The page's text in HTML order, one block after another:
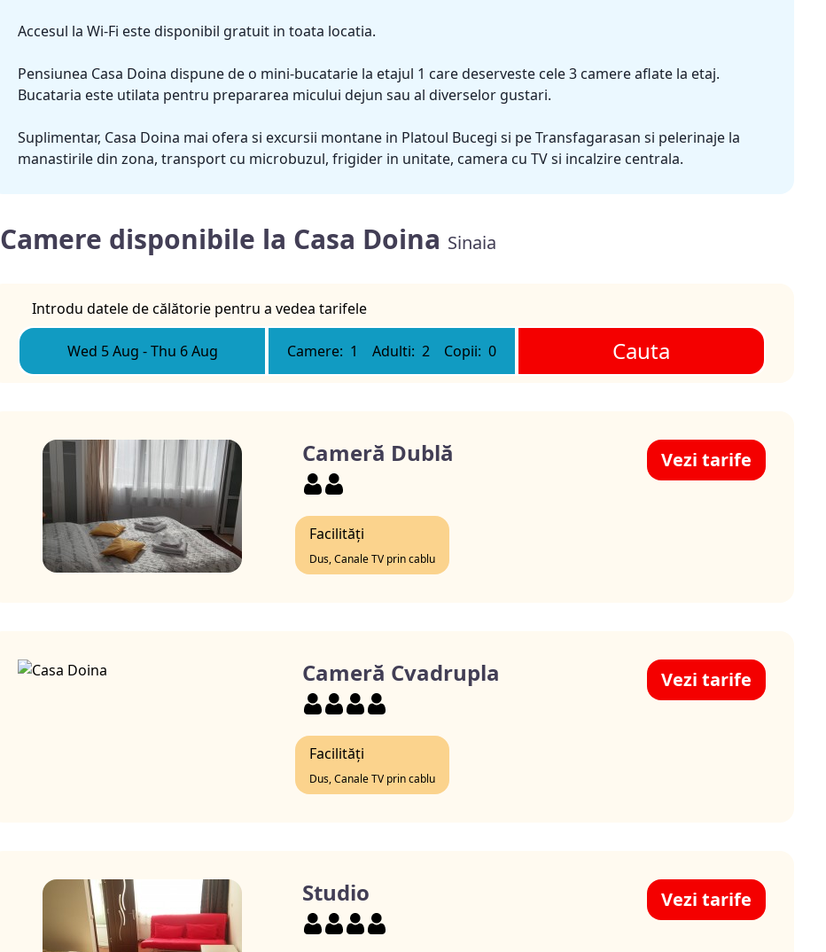
Accesul la Wi-Fi este disponibil gratuit in toata locatia.
Pensiunea Casa Doina dispune de o mini-bucatarie la etajul 1 care deserveste cele 3 camere aflate la etaj.
Bucataria este utilata pentru prepararea micului dejun sau al diverselor gustari.
Suplimentar, Casa Doina mai ofera si excursii montane in Platoul Bucegi si pe Transfagarasan si pelerinaje la
manastirile din zona, transport cu microbuzul, frigider in unitate, camera cu TV si incalzire centrala.
Camere disponibile la Casa Doina Sinaia
Introdu datele de călătorie pentru a vedea tarifele
Wed 5 Aug -Thu 6 Aug Camere: 1 Adulti: 2 Copii: 0 Cauta
Cameră Dublă Vezi tarife
Facilități
Dus, Canale TV prin cablu
Cameră Cvadrupla Vezi tarife
Facilități
Dus, Canale TV prin cablu
Studio Vezi tarife